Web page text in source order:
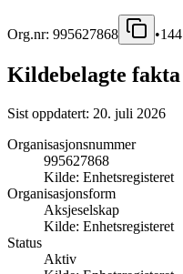
Org.nr: 995627868 •144
Kildebelagte fakta
Sist oppdatert: 20. juli 2026
Organisasjonsnummer
995627868
Kilde: Enhetsregisteret
Organisasjonsform
Aksjeselskap
Kilde: Enhetsregisteret
Status
Aktiv